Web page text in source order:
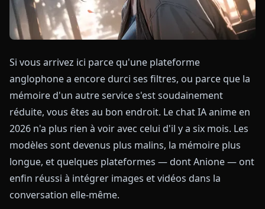
Si vous arrivez ici parce qu'une plateforme
anglophone a encore durci ses filtres, ou parce que la
mémoire d'un autre service s'est soudainement
réduite, vous êtes au bon endroit. Le chat IA anime en
2026 n'a plus rien à voir avec celui d'il y a six mois. Les
modèles sont devenus plus malins, la mémoire plus
longue, et quelques plateformes — dont Anione — ont
enfin réussi à intégrer images et vidéos dans la
conversation elle-même.